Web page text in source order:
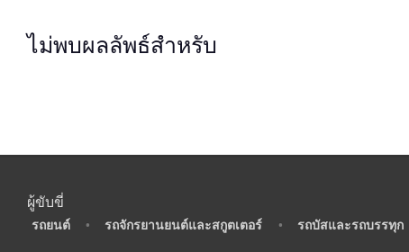
ไม่พบผลลัพธ์สำหรับ
ผู้ขับขี่
รถยนต์ • รถจักรยานยนต์และสกูตเตอร์ • รถบัสและรถบรรทุก